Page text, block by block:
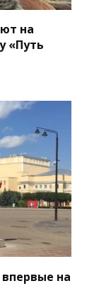
на
«Путь
на